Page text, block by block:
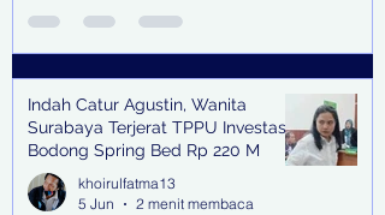
Indah Catur Agustin, Wanita
Surabaya Terjerat TPPU Investasi
Bodong Spring Bed Rp 220 M
khoirulfatma13
5 Jun
2 menit membaca